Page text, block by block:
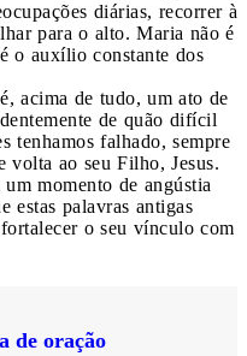
diárias, recorrer à
para o alto. Maria não é
o auxílio constante dos
acima de tudo, um ato de
de quão difícil
tenhamos falhado, sempre
volta ao seu Filho, Jesus.
momento de angústia
estas palavras antigas
o seu vínculo com
de oração